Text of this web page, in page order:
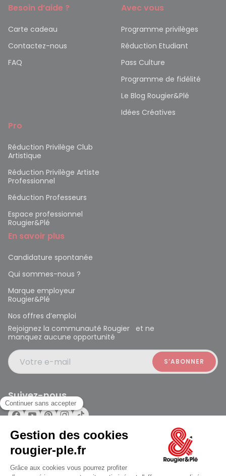
ouvert à 10:00
Besoin d’aide ?
Carte cadeau
Contactez-nous
FAQ
Avec vous
Programme privilèges
Réduction Etudiant
Pass Culture
Programme de fidélité
Le Blog Rougier&Plé
Idées Créatives
Pro
Réduction Privilège Club
Artistique
Réduction Privilège Artiste
Professionnel
Réduction Professeurs
Espace professionnel
Rougier&Plé
En savoir plus
Candidature spontanée
Qui sommes-nous ?
Marque employeur
Rougier&Plé
Nos offres d’emploi
Rejoignez la communauté Rougier et ne
manquez aucune opportunité
Votre e-mail
Suivez-nous
Rougier et Plé 2024 Copyright